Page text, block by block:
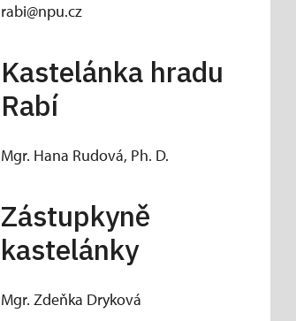
rabi@npu.cz
Kastelánka hradu
Rabí
Mgr. Hana Rudová, Ph. D.
Zástupkyně
kastelánky
Mgr. Zdeňka Dryková